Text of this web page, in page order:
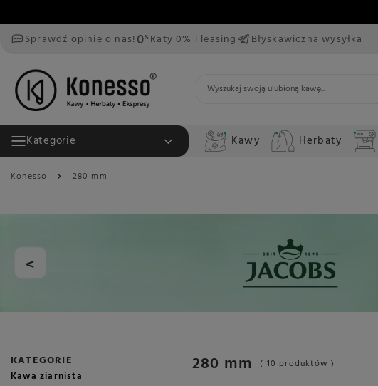
Sprawdź opinie o nas!
Raty 0% i leasing Błyskawiczna wysyłka
Kategorie Kawy Herbaty
Konesso 280 mm
<
KATEGORIE
Kawa ziarnista
280 mm ( 10 produktów )